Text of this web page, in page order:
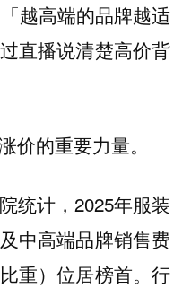
越高端的品牌越适
直播说清楚高价背
价的重要力量。
统计，2025年服装
中高端品牌销售费
重）位居榜首。行